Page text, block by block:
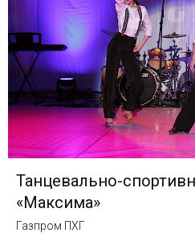
Танцевально-
«Максима»
Газпром ПХГ